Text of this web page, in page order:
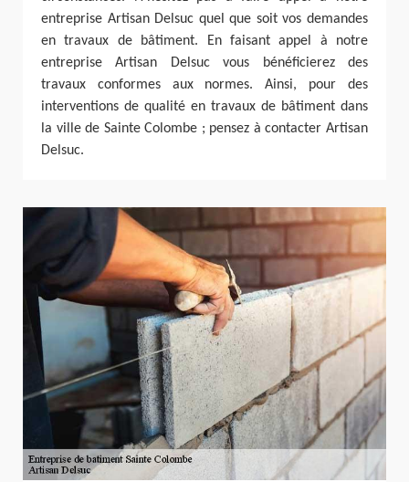
entreprise Artisan Delsuc quel que soit vos demandes
en travaux de bâtiment. En faisant appel à notre
entreprise Artisan Delsuc vous bénéficierez des
travaux conformes aux normes. Ainsi, pour des
interventions de qualité en travaux de bâtiment dans
la ville de Sainte Colombe ; pensez à contacter Artisan
Delsuc.